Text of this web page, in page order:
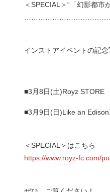
＜SPECIAL＞“「幻影都
インストアイベントの記念
■3月8日(土)Royz STORE
■3月9日(日)Like an
＜SPECIAL＞はこちら
https://www.royz-fc.com/